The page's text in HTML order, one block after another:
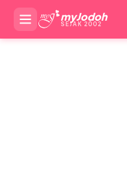
myJodoh
SEJAK 2002